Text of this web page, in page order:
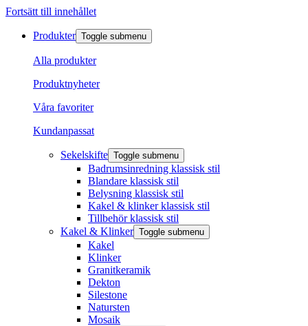
Fortsätt till innehållet
Produkter Toggle submenu
Alla produkter
Produktnyheter
Våra favoriter
Kundanpassat
Sekelskifte Toggle submenu
Badrumsinredning klassisk stil
Blandare klassisk stil
Belysning klassisk stil
Kakel & klinker klassisk stil
Tillbehör klassisk stil
Kakel & Klinker Toggle submenu
Kakel
Klinker
Granitkeramik
Dekton
Silestone
Natursten
Mosaik